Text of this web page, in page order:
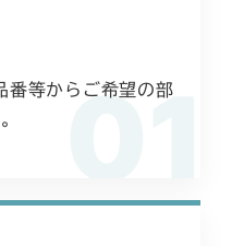
01
番等からご希望の部